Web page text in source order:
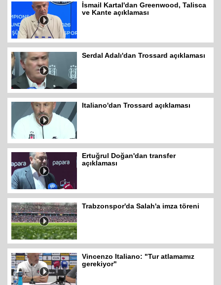
İsmail Kartal'dan Greenwood, Talisca
ve Kante açıklaması
Serdal Adalı'dan Trossard açıklaması
Italiano'dan Trossard açıklaması
Ertuğrul Doğan'dan transfer
açıklaması
Trabzonspor'da Salah'a imza töreni
Vincenzo Italiano: "Tur atlamamız
gerekiyor"